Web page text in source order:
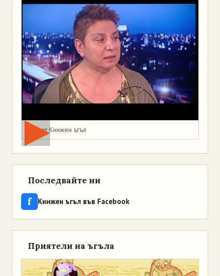
Мая от Книжен ъгъл
Последвайте ни
f Книжен ъгъл във Facebook
Приятели на ъгъла